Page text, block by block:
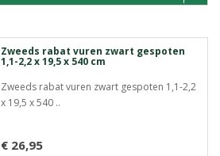
Zweeds rabat vuren zwart gespoten
1,1-2,2 x 19,5 x 540 cm
Zweeds rabat vuren zwart gespoten 1,1-2,2
x 19,5 x 540 ..
€ 26,95